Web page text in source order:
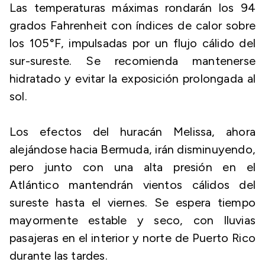
Las temperaturas máximas rondarán los 94
grados Fahrenheit con índices de calor sobre
los 105°F, impulsadas por un flujo cálido del
sur-sureste. Se recomienda mantenerse
hidratado y evitar la exposición prolongada al
sol.
Los efectos del huracán Melissa, ahora
alejándose hacia Bermuda, irán disminuyendo,
pero junto con una alta presión en el
Atlántico mantendrán vientos cálidos del
sureste hasta el viernes. Se espera tiempo
mayormente estable y seco, con lluvias
pasajeras en el interior y norte de Puerto Rico
durante las tardes.